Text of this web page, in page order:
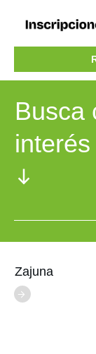
Busca
interés
Zajuna